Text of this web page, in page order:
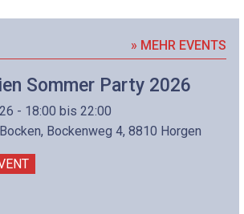
» MEHR EVENTS
Sommer Party 2026
- 18:00 bis 22:00
Bockenweg 4, 8810 Horgen